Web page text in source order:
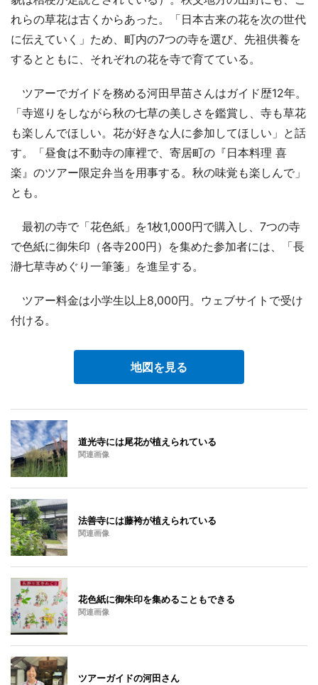
れらの草花は古くからあった。「日本古来の花を次の世代
に伝えていく」ため、町内の7つの寺を選び、先祖供養を
するとともに、それぞれの花を寺で育てている。
ツアーでガイドを務める河田早苗さんはガイド歴12年。
「寺巡りをしながら秋の七草の美しさを鑑賞し、寺も草花
も楽しんでほしい。花が好きな人に参加してほしい」と話
す。「昼食は不動寺の庫裡で、寄居町の『日本料理 喜
楽』のツアー限定弁当を用事する。秋の味覚も楽しんで」
とも。
最初の寺で「花色紙」を1枚1,000円で購入し、7つの寺
で色紙に御朱印（各寺200円）を集めた参加者には、「長
瀞七草寺めぐり一筆箋」を進呈する。
ツアー料金は小学生以上8,000円。ウェブサイトで受け
付ける。
地図を見る
道光寺には尾花が植えられている
関連画像
法善寺には藤袴が植えられている
関連画像
花色紙に御朱印を集めることもできる
関連画像
ツアーガイドの河田さん